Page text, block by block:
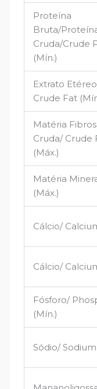
Proteína
Bruta/
Cruda/Crude
(Mín.)
Extrato
Crude Fat
Matéria
Cruda/ Crude
(Máx.)
Matéria
(Máx.)
Cálcio/
Cálcio/
Fósforo/
(Mín.)
Sódio/